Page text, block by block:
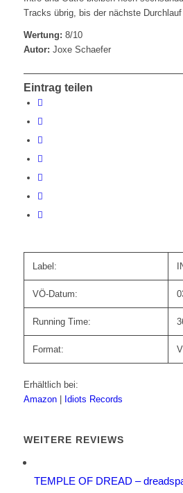
Tracks übrig, bis der nächste
Wertung: 8/10
Autor: Joxe Schaefer
Eintrag teilen
Label:
VÖ-Datum:
Running Time:
Format:
Erhältlich bei:
Amazon| Idiots Records
WEITERE REVIEWS
TEMPLE OF DREAD –